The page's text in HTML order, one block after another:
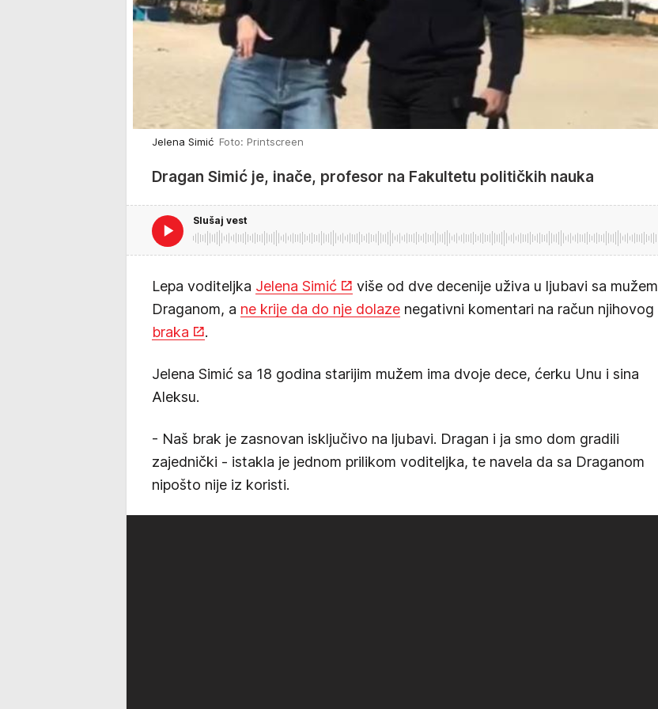
Jelena Simić Foto: Printscreen
Dragan Simić je, inače, profesor na Fakultetu političkih nauka
Slušaj vest
Lepa voditeljka Jelena Simić
više od dve decenije uživa u ljubavi sa mužem
Draganom, a ne krije da do nje dolaze negativni komentari na račun njihovog
braka
.
Jelena Simić sa 18 godina starijim mužem ima dvoje dece, ćerku Unu i sina
Aleksu.
- Naš brak je zasnovan isključivo na ljubavi. Dragan i ja smo dom gradili
zajednički - istakla je jednom prilikom voditeljka, te navela da sa Draganom
nipošto nije iz koristi.